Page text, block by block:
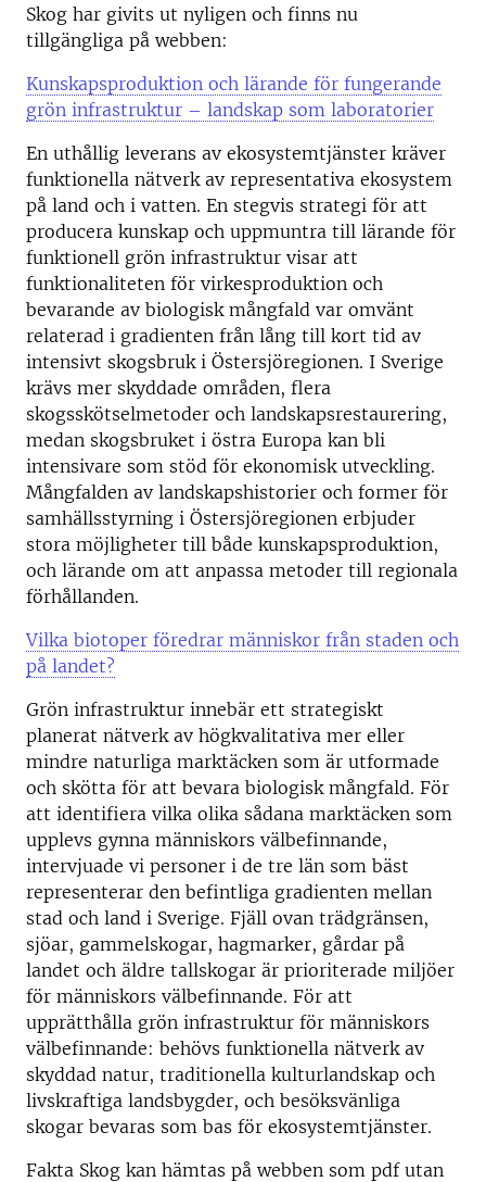
Skog har givits ut nyligen och finns nu
tillgängliga på webben:
Kunskapsproduktion och lärande för fungerande
grön infrastruktur – landskap som laboratorier
En uthållig leverans av ekosystemtjänster kräver
funktionella nätverk av representativa ekosystem
på land och i vatten. En stegvis strategi för att
producera kunskap och uppmuntra till lärande för
funktionell grön infrastruktur visar att
funktionaliteten för virkesproduktion och
bevarande av biologisk mångfald var omvänt
relaterad i gradienten från lång till kort tid av
intensivt skogsbruk i Östersjöregionen. I Sverige
krävs mer skyddade områden, flera
skogsskötselmetoder och landskapsrestaurering,
medan skogsbruket i östra Europa kan bli
intensivare som stöd för ekonomisk utveckling.
Mångfalden av landskapshistorier och former för
samhällsstyrning i Östersjöregionen erbjuder
stora möjligheter till både kunskapsproduktion,
och lärande om att anpassa metoder till regionala
förhållanden.
Vilka biotoper föredrar människor från staden och
på landet?
Grön infrastruktur innebär ett strategiskt
planerat nätverk av högkvalitativa mer eller
mindre naturliga marktäcken som är utformade
och skötta för att bevara biologisk mångfald. För
att identifiera vilka olika sådana marktäcken som
upplevs gynna människors välbefinnande,
intervjuade vi personer i de tre län som bäst
representerar den befintliga gradienten mellan
stad och land i Sverige. Fjäll ovan trädgränsen,
sjöar, gammelskogar, hagmarker, gårdar på
landet och äldre tallskogar är prioriterade miljöer
för människors välbefinnande. För att
upprätthålla grön infrastruktur för människors
välbefinnande: behövs funktionella nätverk av
skyddad natur, traditionella kulturlandskap och
livskraftiga landsbygder, och besöksvänliga
skogar bevaras som bas för ekosystemtjänster.
Fakta Skog kan hämtas på webben som pdf utan